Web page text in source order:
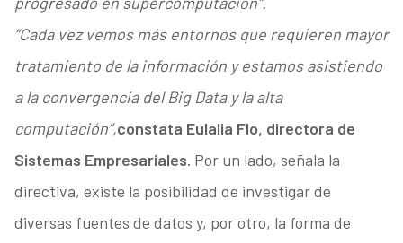
“Cada vez vemos más entornos que requieren mayor
tratamiento de la información y estamos asistiendo
a la convergencia del Big Data y la alta
computación”,constata Eulalia Flo, directora de
Sistemas Empresariales. Por un lado, señala la
directiva, existe la posibilidad de investigar de
diversas fuentes de datos y, por otro, la forma de